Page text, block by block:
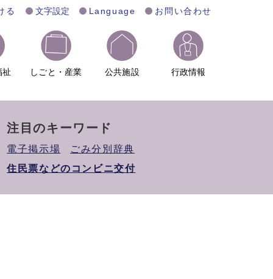
る 文字設定 Language お問い合わせ
祉 しごと・産業 公共施設 行政情報
注目のキーワード
電子掲示場
ごみ分別辞典
住民票などのコンビニ交付